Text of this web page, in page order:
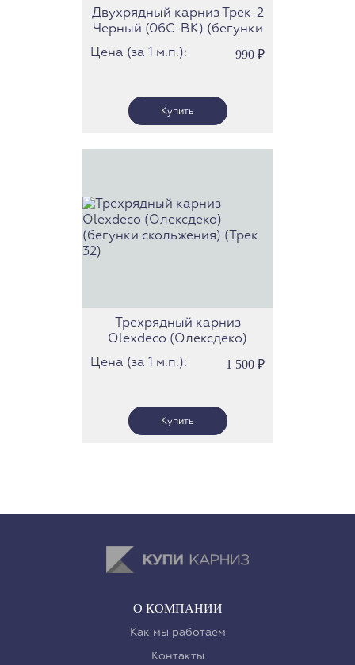
Двухрядный карниз Трек-2
Черный (06С-BK) (бегунки
скольжения)
Цена (за 1 м.п.): 990 ₽
Трехрядный карниз
Olexdeco (Олексдеко)
(бегунки скольжения)
(Трек 32)
Цена (за 1 м.п.): 1 500 ₽
О КОМПАНИИ
Как мы работаем
Контакты